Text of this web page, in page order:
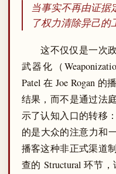
当事实不再由证据
了权力清除异己的
这不仅仅是一次
武器化（
Patel 在 Joe Rogan
结果，而不是通过法
示了认知入口的转移
的是大众的注意力和
播客这种非正式渠道
查的 Structural 环节